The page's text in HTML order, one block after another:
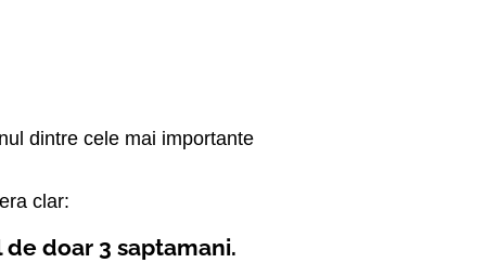
dintre cele mai importante
clar:
doar 3 saptamani.